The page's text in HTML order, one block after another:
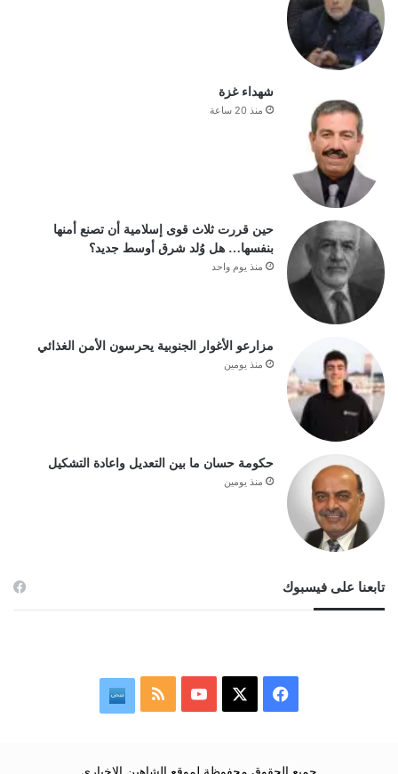
شهداء غزة
منذ 20 ساعة
حين قررت ثلاث قوى إسلامية أن تصنع أمنها
بنفسها… هل وُلد شرق أوسط جديد؟
منذ يوم واحد
مزارعو الأغوار الجنوبية يحرسون الأمن الغذائي
منذ يومين
حكومة حسان ما بين التعديل واعادة التشكيل
منذ يومين
تابعنا على فيسبوك
فيسبوك ‫YouTubeملخص
RSS
جميع الحقوق محفوظة لموقع الشاهين الإخباري